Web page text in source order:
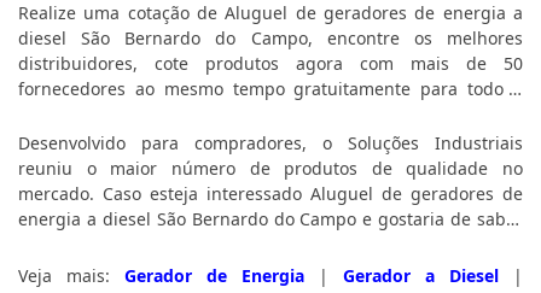
Realize uma cotação de Aluguel de geradores de energia a
diesel São Bernardo do Campo, encontre os melhores
distribuidores, cote produtos agora com mais de 50
fornecedores ao mesmo tempo gratuitamente para todo o
Desenvolvido para compradores, o Soluções Industriais
reuniu o maior número de produtos de qualidade no
mercado. Caso esteja interessado Aluguel de geradores de
energia a diesel São Bernardo do Campo e gostaria de saber
anuciantes logo abaixo:
Veja mais: Gerador de Energia | Gerador a Diesel |